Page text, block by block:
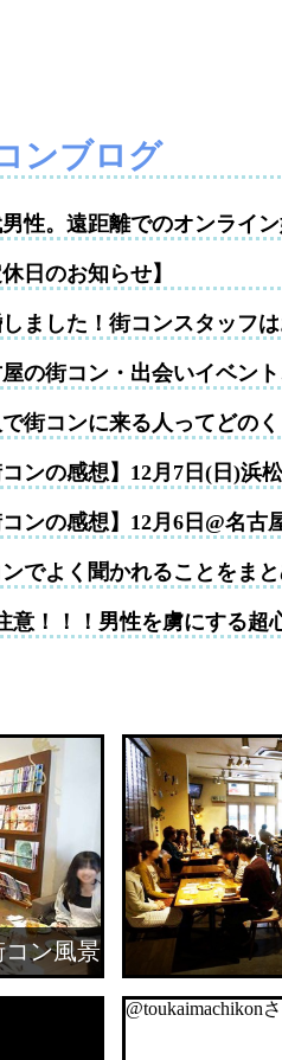
ンブログ
性。遠距離でのオンライ
休日のお知らせ】
ました！街コンスタッフは
の街コン・出会いイベン
で街コンに来る人ってどの
コンの感想】12月7日(日)浜松
コンの感想】12月6日@名古
でよく聞かれることをま
意！！！男性を虜にする超
コン風景
@toukaimachikon